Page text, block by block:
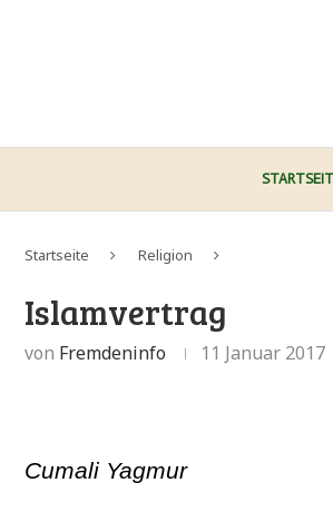
Startseite Religion
Islamvertrag
von Fremdeninfo 11 Januar 2017
Cumali Yagmur